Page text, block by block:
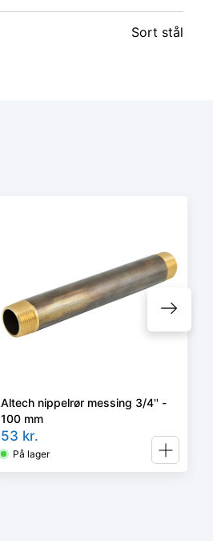
Sort stål
Altech nippelrør messing 3/4'' -
100 mm
53 kr.
På lager